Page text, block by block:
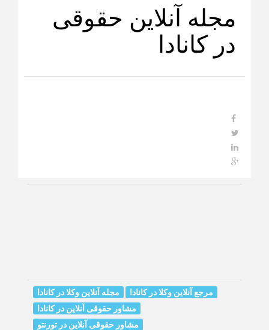
مجله آنلاین حقوقی
در کانادا
مجله آنلاین وکلا در کانادا
مرجع آنلاین وکلا در کانادا
مشاور حقوقی آنلاین در کانادا
مشاور حقوقی آنلاین در تورنتو